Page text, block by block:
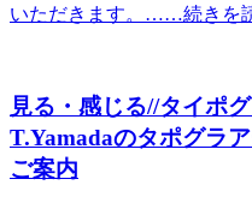
いただきます。……続きを
見る・感じる//タイポ
T.Yamadaのタポグラ
ご案内